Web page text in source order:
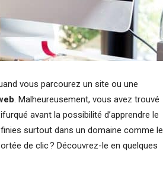
vous parcourez un site ou une
. Malheureusement, vous avez trouvé
avant la possibilité d’apprendre le
surtout dans un domaine comme le
de clic ? Découvrez-le en quelques